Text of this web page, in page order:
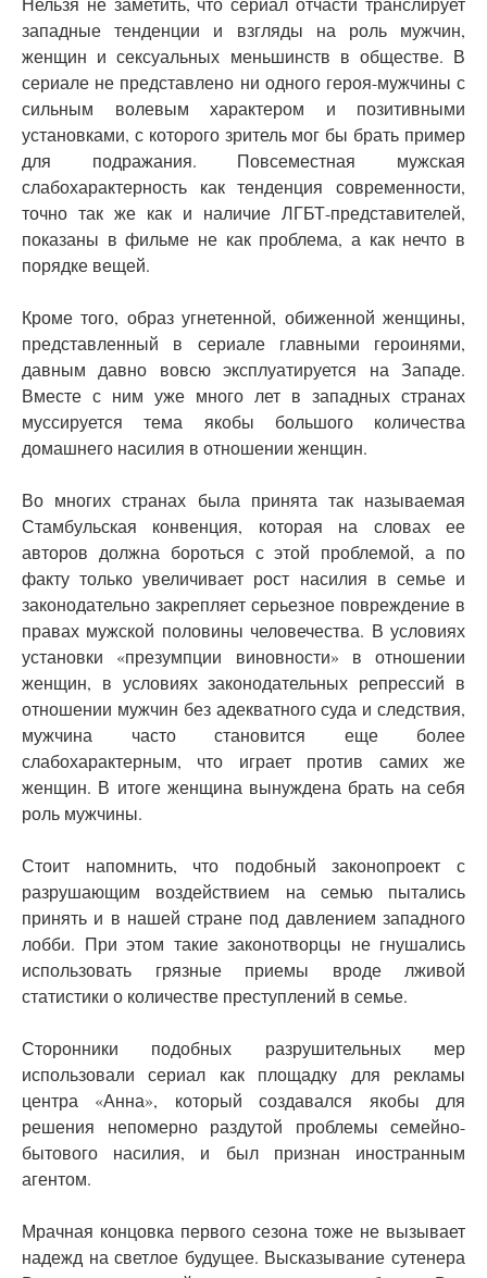
западные тенденции и взгляды на роль мужчин,
женщин и сексуальных меньшинств в обществе. В
сериале не представлено ни одного героя-мужчины с
сильным волевым характером и позитивными
установками, с которого зритель мог бы брать пример
для подражания. Повсеместная мужская
слабохарактерность как тенденция современности,
точно так же как и наличие ЛГБТ-представителей,
показаны в фильме не как проблема, а как нечто в
порядке вещей.
Кроме того, образ угнетенной, обиженной женщины,
представленный в сериале главными героинями,
давным давно вовсю эксплуатируется на Западе.
Вместе с ним уже много лет в западных странах
муссируется тема якобы большого количества
домашнего насилия в отношении женщин.
Во многих странах была принята так называемая
Стамбульская конвенция, которая на словах ее
авторов должна бороться с этой проблемой, а по
факту только увеличивает рост насилия в семье и
законодательно закрепляет серьезное повреждение в
правах мужской половины человечества. В условиях
установки «презумпции виновности» в отношении
женщин, в условиях законодательных репрессий в
отношении мужчин без адекватного суда и следствия,
мужчина часто становится еще более
слабохарактерным, что играет против самих же
женщин. В итоге женщина вынуждена брать на себя
роль мужчины.
Стоит напомнить, что подобный законопроект с
разрушающим воздействием на семью пытались
принять и в нашей стране под давлением западного
лобби. При этом такие законотворцы не гнушались
использовать грязные приемы вроде лживой
статистики о количестве преступлений в семье.
Сторонники подобных разрушительных мер
использовали сериал как площадку для рекламы
центра «Анна», который создавался якобы для
решения непомерно раздутой проблемы семейно-
бытового насилия, и был признан иностранным
агентом.
Мрачная концовка первого сезона тоже не вызывает
надежд на светлое будущее. Высказывание сутенера